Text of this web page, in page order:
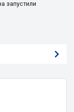
запустили